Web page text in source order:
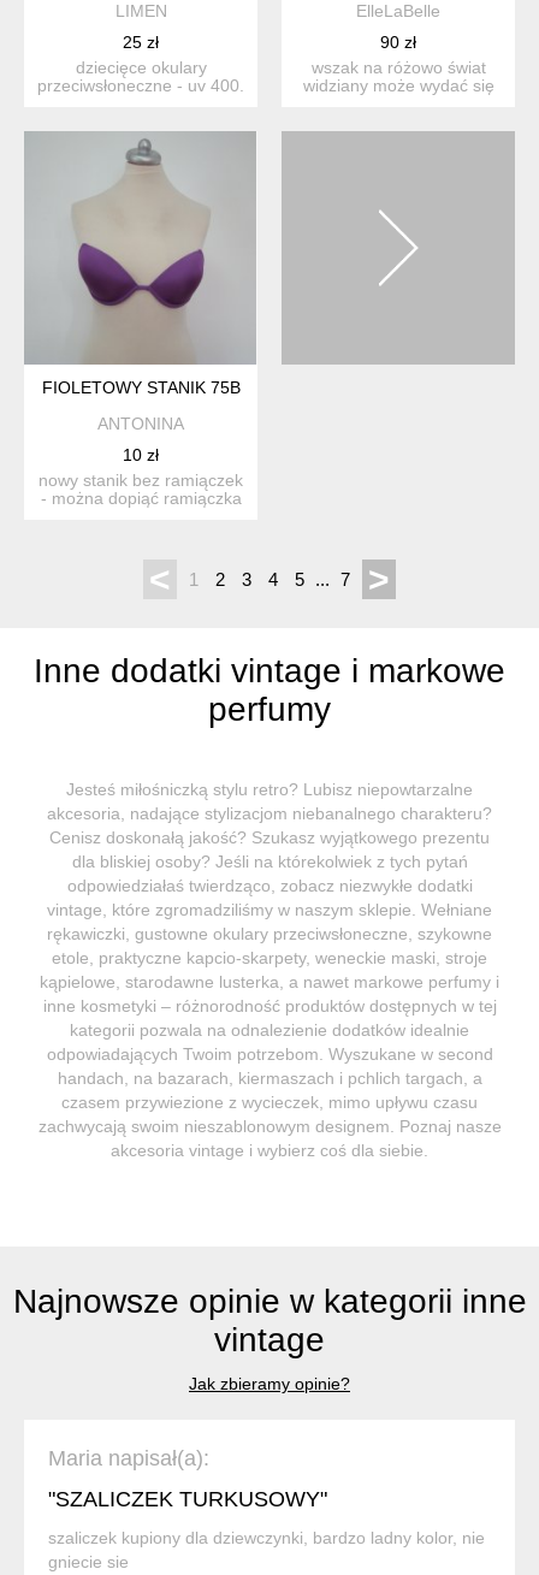
LIMEN
25 zł
dziecięce okulary
przeciwsłoneczne - uv 400.
ElleLaBelle
90 zł
wszak na różowo świat
widziany może wydać się
FIOLETOWY STANIK 75B
ANTONINA
10 zł
nowy stanik bez ramiączek
- można dopiąć ramiączka
< 1 2 3 4 5 ... 7 >
Inne dodatki vintage i markowe
perfumy
Jesteś miłośniczką stylu retro? Lubisz niepowtarzalne
akcesoria, nadające stylizacjom niebanalnego charakteru?
Cenisz doskonałą jakość? Szukasz wyjątkowego prezentu
dla bliskiej osoby? Jeśli na którekolwiek z tych pytań
odpowiedziałaś twierdząco, zobacz niezwykłe dodatki
vintage, które zgromadziliśmy w naszym sklepie. Wełniane
rękawiczki, gustowne okulary przeciwsłoneczne, szykowne
etole, praktyczne kapcio-skarpety, weneckie maski, stroje
kąpielowe, starodawne lusterka, a nawet markowe perfumy i
inne kosmetyki – różnorodność produktów dostępnych w tej
kategorii pozwala na odnalezienie dodatków idealnie
odpowiadających Twoim potrzebom. Wyszukane w second
handach, na bazarach, kiermaszach i pchlich targach, a
czasem przywiezione z wycieczek, mimo upływu czasu
zachwycają swoim nieszablonowym designem. Poznaj nasze
akcesoria vintage i wybierz coś dla siebie.
Najnowsze opinie w kategorii inne
vintage
Jak zbieramy opinie?
Maria napisał(a):
"SZALICZEK TURKUSOWY"
szaliczek kupiony dla dziewczynki, bardzo ladny kolor, nie
gniecie sie